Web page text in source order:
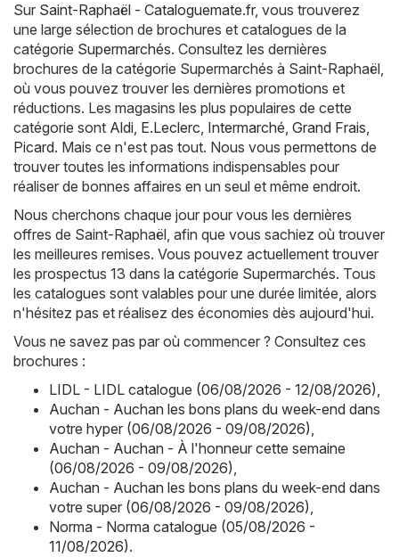
Sur Saint-Raphaël - Cataloguemate.fr, vous trouverez
une large sélection de brochures et catalogues de la
catégorie Supermarchés. Consultez les dernières
brochures de la catégorie Supermarchés à Saint-Raphaël,
où vous pouvez trouver les dernières promotions et
réductions. Les magasins les plus populaires de cette
catégorie sont Aldi, E.Leclerc, Intermarché, Grand Frais,
Picard. Mais ce n'est pas tout. Nous vous permettons de
trouver toutes les informations indispensables pour
réaliser de bonnes affaires en un seul et même endroit.
Nous cherchons chaque jour pour vous les dernières
offres de Saint-Raphaël, afin que vous sachiez où trouver
les meilleures remises. Vous pouvez actuellement trouver
les prospectus 13 dans la catégorie Supermarchés. Tous
les catalogues sont valables pour une durée limitée, alors
n'hésitez pas et réalisez des économies dès aujourd'hui.
Vous ne savez pas par où commencer ? Consultez ces
brochures :
LIDL - LIDL catalogue (06/08/2026 - 12/08/2026),
Auchan - Auchan les bons plans du week-end dans
votre hyper (06/08/2026 - 09/08/2026),
Auchan - Auchan - À l'honneur cette semaine
(06/08/2026 - 09/08/2026),
Auchan - Auchan les bons plans du week-end dans
votre super (06/08/2026 - 09/08/2026),
Norma - Norma catalogue (05/08/2026 -
11/08/2026).